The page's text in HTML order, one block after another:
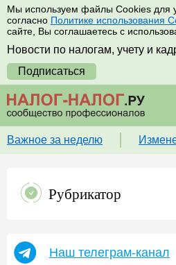
Мы используем файлы Cookies для
согласно Политике использования
сайте, Вы соглашаетесь с
Новости по налогам, учету и
Подписаться
Важное за неделю
Рубрикатор
Наш телеграм-канал